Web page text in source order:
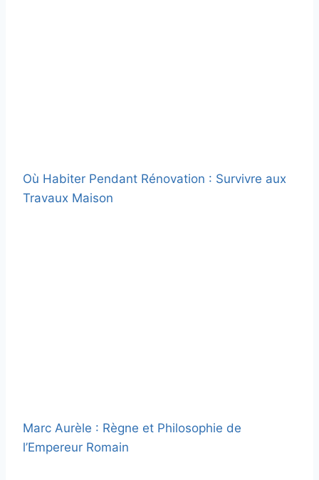
Où Habiter Pendant Rénovation : Survivre aux
Travaux Maison
Marc Aurèle : Règne et Philosophie de
l’Empereur Romain